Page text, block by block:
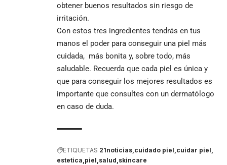
obtener buenos resultados sin riesgo de
irritación.
Con estos tres ingredientes tendrás en tus
manos el poder para conseguir una piel más
cuidada, más bonita y, sobre todo, más
saludable. Recuerda que cada piel es única y
que para conseguir los mejores resultados es
importante que consultes con un dermatólogo
en caso de duda.
ETIQUETAS 21noticias cuidado piel cuidar piel
estetica piel salud skincare